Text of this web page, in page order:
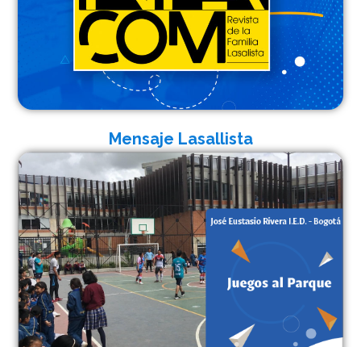
Mensaje Lasallista